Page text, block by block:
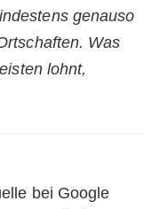
genauso
Was
lohnt,
bei Google